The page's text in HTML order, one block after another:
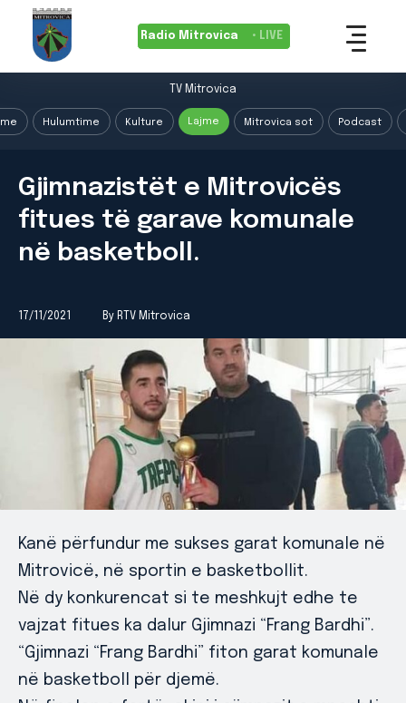
Radio Mitrovica • LIVE
TV Mitrovica
Hulumtime Kulture Lajme Mitrovica sot Podcast
Gjimnazistët e Mitrovicës
fitues të garave komunale
në basketboll.
17/11/2021 By RTV Mitrovica
Kanë përfundur me sukses garat komunale në
Mitrovicë, në sportin e basketbollit.
Në dy konkurencat si te meshkujt edhe te
vajzat fitues ka dalur Gjimnazi “Frang Bardhi”.
“Gjimnazi “Frang Bardhi” fiton garat komunale
në basketboll për djemë.